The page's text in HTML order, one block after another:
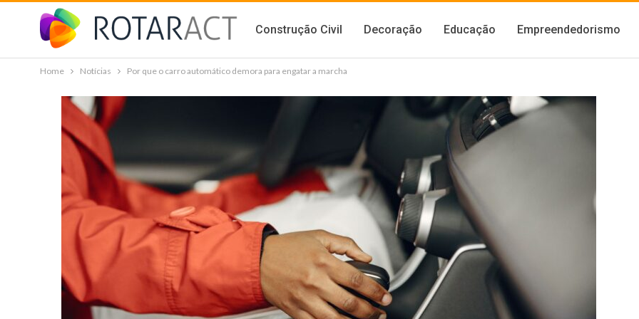
Construção Civil Decoração Educação Empreendedorismo
Home Notícias Por que o carro automático demora para engatar a marcha